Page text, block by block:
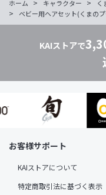
ホーム
> キャラクター > く
> ベビー用ヘアセット(くまの
KAIストアで
お客様サポート
KAIストアについて
特定商取引法に基づく表示